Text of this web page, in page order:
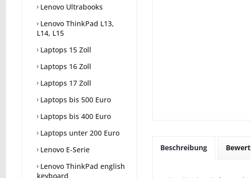
Lenovo Ultrabooks
Lenovo ThinkPad L13,
L14, L15
Laptops 15 Zoll
Laptops 16 Zoll
Laptops 17 Zoll
Laptops bis 500 Euro
Laptops bis 400 Euro
Laptops unter 200 Euro
Lenovo E-Serie
Lenovo ThinkPad english
keyboard
Beschreibung